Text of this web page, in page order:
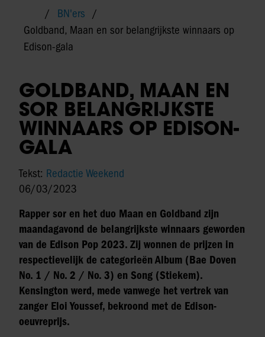
BN'ers
Goldband, Maan en sor belangrijkste winnaars op
Edison-gala
GOLDBAND, MAAN EN
SOR BELANGRIJKSTE
WINNAARS OP EDISON-
GALA
Tekst: Redactie Weekend
06/03/2023
Rapper sor en het duo Maan en Goldband zijn
maandagavond de belangrijkste winnaars geworden
van de Edison Pop 2023. Zij wonnen de prijzen in
respectievelijk de categorieën Album (Bae Doven
No. 1 / No. 2 / No. 3) en Song (Stiekem).
Kensington werd, mede vanwege het vertrek van
zanger Eloi Youssef, bekroond met de Edison-
oeuvreprijs.